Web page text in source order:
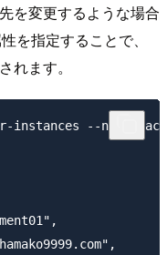
を変更するような場合
を指定することで、
れます。
--